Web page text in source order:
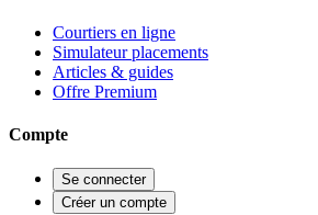
Courtiers en ligne
Simulateur placements
Articles & guides
Offre Premium
Compte
Se connecter
Créer un compte